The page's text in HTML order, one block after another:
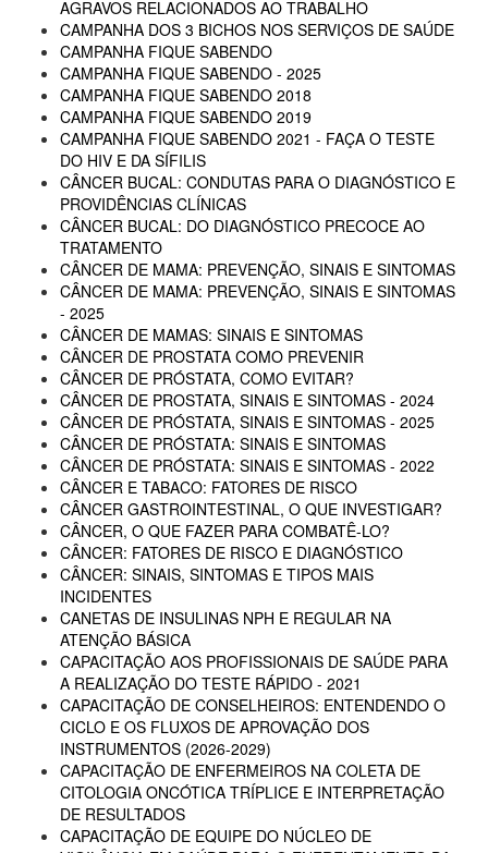
AGRAVOS RELACIONADOS AO TRABALHO
CAMPANHA DOS 3 BICHOS NOS SERVIÇOS DE SAÚDE
CAMPANHA FIQUE SABENDO
CAMPANHA FIQUE SABENDO - 2025
CAMPANHA FIQUE SABENDO 2018
CAMPANHA FIQUE SABENDO 2019
CAMPANHA FIQUE SABENDO 2021 - FAÇA O TESTE
DO HIV E DA SÍFILIS
CÂNCER BUCAL: CONDUTAS PARA O DIAGNÓSTICO E
PROVIDÊNCIAS CLÍNICAS
CÂNCER BUCAL: DO DIAGNÓSTICO PRECOCE AO
TRATAMENTO
CÂNCER DE MAMA: PREVENÇÃO, SINAIS E SINTOMAS
CÂNCER DE MAMA: PREVENÇÃO, SINAIS E SINTOMAS
- 2025
CÂNCER DE MAMAS: SINAIS E SINTOMAS
CÂNCER DE PROSTATA COMO PREVENIR
CÂNCER DE PRÓSTATA, COMO EVITAR?
CÂNCER DE PROSTATA, SINAIS E SINTOMAS - 2024
CÂNCER DE PRÓSTATA, SINAIS E SINTOMAS - 2025
CÂNCER DE PRÓSTATA: SINAIS E SINTOMAS
CÂNCER DE PRÓSTATA: SINAIS E SINTOMAS - 2022
CÂNCER E TABACO: FATORES DE RISCO
CÂNCER GASTROINTESTINAL, O QUE INVESTIGAR?
CÂNCER, O QUE FAZER PARA COMBATÊ-LO?
CÂNCER: FATORES DE RISCO E DIAGNÓSTICO
CÂNCER: SINAIS, SINTOMAS E TIPOS MAIS
INCIDENTES
CANETAS DE INSULINAS NPH E REGULAR NA
ATENÇÃO BÁSICA
CAPACITAÇÃO AOS PROFISSIONAIS DE SAÚDE PARA
A REALIZAÇÃO DO TESTE RÁPIDO - 2021
CAPACITAÇÃO DE CONSELHEIROS: ENTENDENDO O
CICLO E OS FLUXOS DE APROVAÇÃO DOS
INSTRUMENTOS (2026-2029)
CAPACITAÇÃO DE ENFERMEIROS NA COLETA DE
CITOLOGIA ONCÓTICA TRÍPLICE E INTERPRETAÇÃO
DE RESULTADOS
CAPACITAÇÃO DE EQUIPE DO NÚCLEO DE